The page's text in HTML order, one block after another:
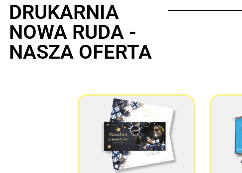
DRUKARNIA
NOWA RUDA -
NASZA OFERTA